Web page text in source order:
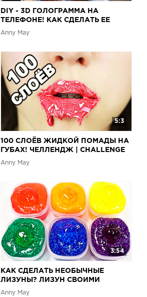
DIY - 3D ГОЛОГРАММА НА
ТЕЛЕФОНЕ! КАК СДЕЛАТЬ ЕЕ
СВОИМИ РУКАМИ?
Anny May
5:3
100 СЛОЁВ ЖИДКОЙ ПОМАДЫ НА
ГУБАХ! ЧЕЛЛЕНДЖ | CHALLENGE
Anny May
3:54
КАК СДЕЛАТЬ НЕОБЫЧНЫЕ
ЛИЗУНЫ? ЛИЗУН СВОИМИ
РУКАМИ!
Anny May